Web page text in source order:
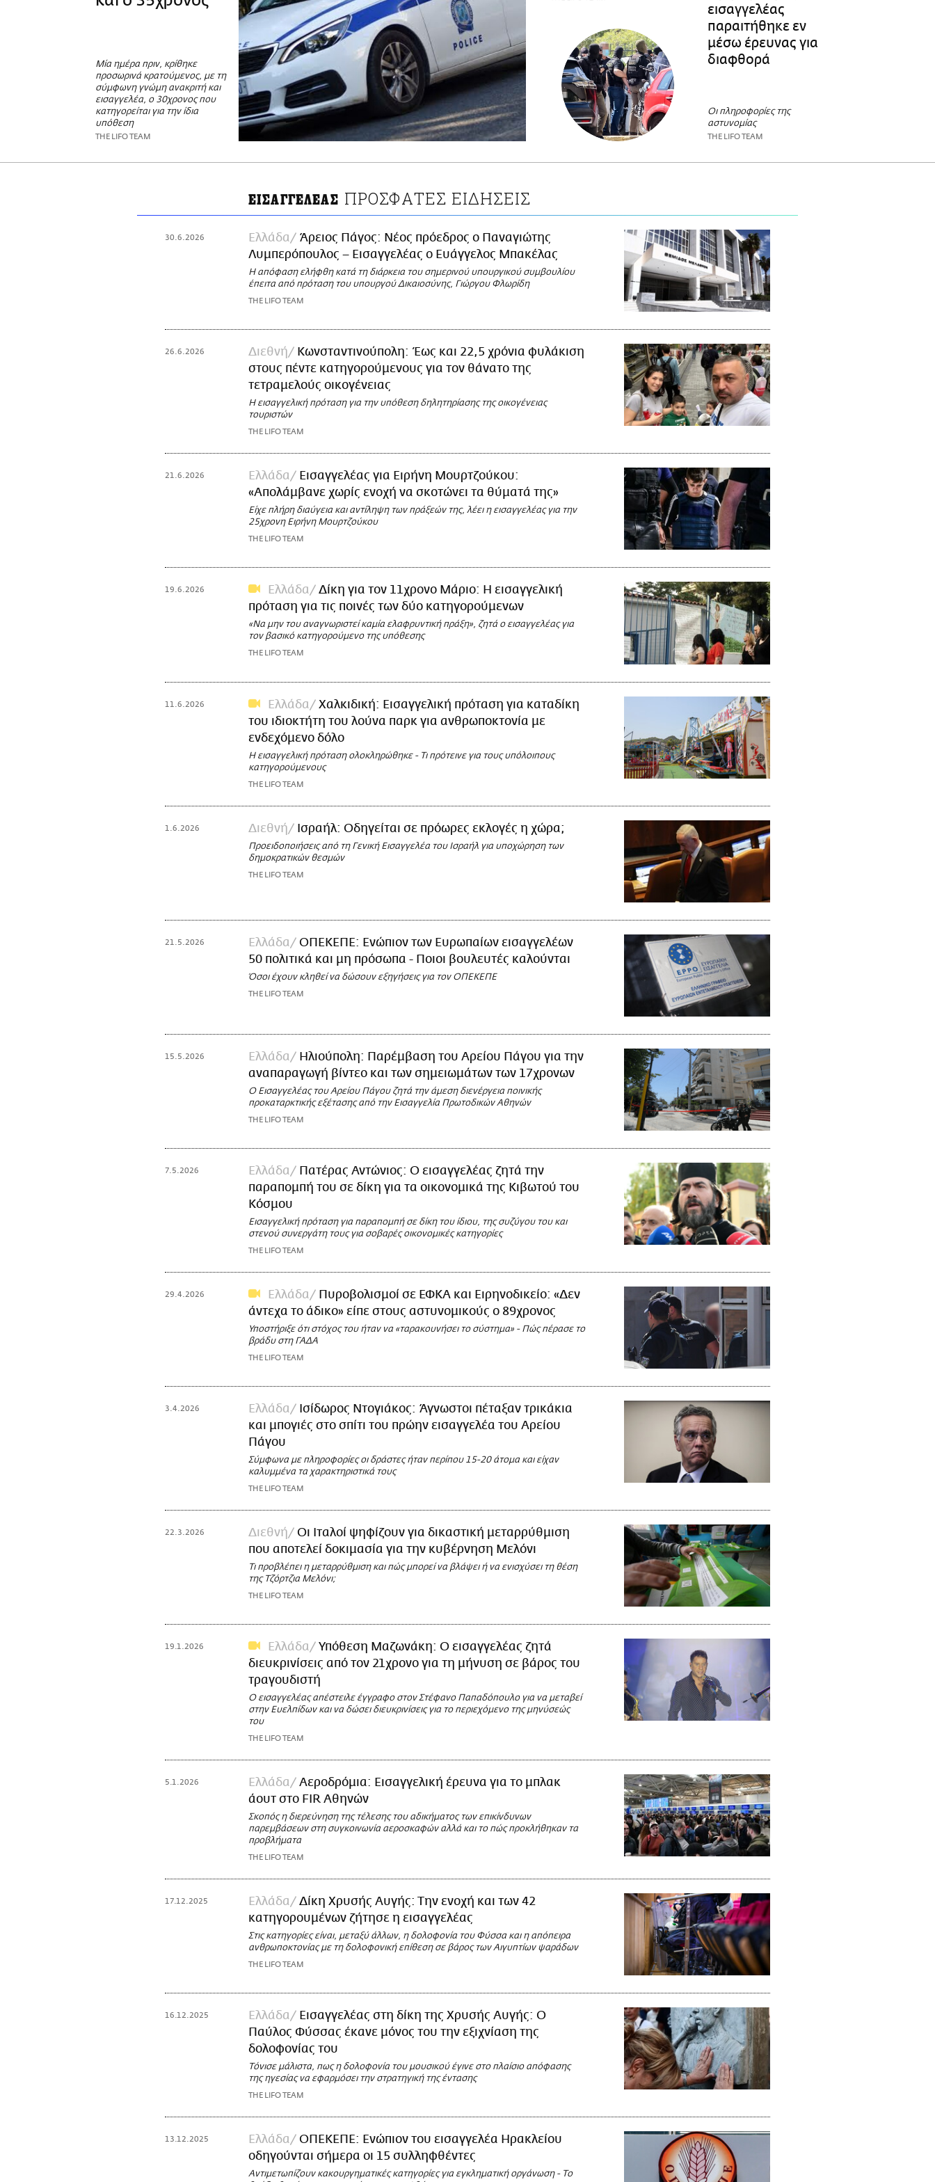
Μία ημέρα πριν, κρίθηκε
προσωρινά κρατούμενος, με τη
σύμφωνη γνώμη ανακριτή και
εισαγγελέα, ο 30χρονος που
κατηγορείται για την ίδια
υπόθεση
THE LIFO TEAM
εισαγγελέας
παραιτήθηκε εν
μέσω έρευνας για
διαφθορά
Οι πληροφορίες της
αστυνομίας
THE LIFO TEAM
ΕΙΣΑΓΓΕΛΕΑΣ ΠΡΟΣΦΑΤΕΣ ΕΙΔΗΣΕΙΣ
30.6.2026 Ελλάδα
Άρειος Πάγος: Νέος πρόεδρος ο Παναγιώτης
Λυμπερόπουλος – Εισαγγελέας ο Ευάγγελος Μπακέλας
Η απόφαση ελήφθη κατά τη διάρκεια του σημερινού υπουργικού συμβουλίου
έπειτα από πρόταση του υπουργού Δικαιοσύνης, Γιώργου Φλωρίδη
THE LIFO TEAM
26.6.2026 Διεθνή
Κωνσταντινούπολη: Έως και 22,5 χρόνια φυλάκιση
στους πέντε κατηγορούμενους για τον θάνατο της
τετραμελούς οικογένειας
Η εισαγγελική πρόταση για την υπόθεση δηλητηρίασης της οικογένειας
τουριστών
THE LIFO TEAM
21.6.2026 Ελλάδα
Εισαγγελέας για Ειρήνη Μουρτζούκου:
«Απολάμβανε χωρίς ενοχή να σκοτώνει τα θύματά της»
Είχε πλήρη διαύγεια και αντίληψη των πράξεών της, λέει η εισαγγελέας για την
25χρονη Ειρήνη Μουρτζούκου
THE LIFO TEAM
19.6.2026 Ελλάδα
Δίκη για τον 11χρονο Μάριο: Η εισαγγελική
πρόταση για τις ποινές των δύο κατηγορούμενων
«Να μην του αναγνωριστεί καμία ελαφρυντική πράξη», ζητά ο εισαγγελέας για
τον βασικό κατηγορούμενο της υπόθεσης
THE LIFO TEAM
11.6.2026 Ελλάδα
Χαλκιδική: Εισαγγελική πρόταση για καταδίκη
του ιδιοκτήτη του λούνα παρκ για ανθρωποκτονία με
ενδεχόμενο δόλο
Η εισαγγελική πρόταση ολοκληρώθηκε - Τι πρότεινε για τους υπόλοιπους
κατηγορούμενους
THE LIFO TEAM
1.6.2026 Διεθνή Ισραήλ: Οδηγείται σε πρόωρες εκλογές η χώρα;
Προειδοποιήσεις από τη Γενική Εισαγγελέα του Ισραήλ για υποχώρηση των
δημοκρατικών θεσμών
THE LIFO TEAM
21.5.2026 Ελλάδα
ΟΠΕΚΕΠΕ: Ενώπιον των Ευρωπαίων εισαγγελέων
50 πολιτικά και μη πρόσωπα - Ποιοι βουλευτές καλούνται
Όσοι έχουν κληθεί να δώσουν εξηγήσεις για τον ΟΠΕΚΕΠΕ
THE LIFO TEAM
15.5.2026 Ελλάδα
Ηλιούπολη: Παρέμβαση του Αρείου Πάγου για την
αναπαραγωγή βίντεο και των σημειωμάτων των 17χρονων
Ο Εισαγγελέας του Αρείου Πάγου ζητά την άμεση διενέργεια ποινικής
προκαταρκτικής εξέτασης από την Εισαγγελία Πρωτοδικών Αθηνών
THE LIFO TEAM
7.5.2026 Ελλάδα
Πατέρας Αντώνιος: O εισαγγελέας ζητά την
παραπομπή του σε δίκη για τα οικονομικά της Κιβωτού του
Κόσμου
Εισαγγελική πρόταση για παραπομπή σε δίκη του ίδιου, της συζύγου του και
στενού συνεργάτη τους για σοβαρές οικονομικές κατηγορίες
THE LIFO TEAM
29.4.2026 Ελλάδα
Πυροβολισμοί σε ΕΦΚΑ και Ειρηνοδικείο: «Δεν
άντεχα το άδικο» είπε στους αστυνομικούς ο 89χρονος
Υποστήριξε ότι στόχος του ήταν να «ταρακουνήσει το σύστημα» - Πώς πέρασε το
βράδυ στη ΓΑΔΑ
THE LIFO TEAM
3.4.2026 Ελλάδα
Ισίδωρος Ντογιάκος: Άγνωστοι πέταξαν τρικάκια
και μπογιές στο σπίτι του πρώην εισαγγελέα του Αρείου
Πάγου
Σύμφωνα με πληροφορίες οι δράστες ήταν περίπου 15-20 άτομα και είχαν
καλυμμένα τα χαρακτηριστικά τους
THE LIFO TEAM
22.3.2026 Διεθνή
Οι Ιταλοί ψηφίζουν για δικαστική μεταρρύθμιση
που αποτελεί δοκιμασία για την κυβέρνηση Μελόνι
Τι προβλέπει η μεταρρύθμιση και πώς μπορεί να βλάψει ή να ενισχύσει τη θέση
της Τζόρτζια Μελόνι;
THE LIFO TEAM
19.1.2026 Ελλάδα
Υπόθεση Μαζωνάκη: Ο εισαγγελέας ζητά
διευκρινίσεις από τον 21χρονο για τη μήνυση σε βάρος του
τραγουδιστή
Ο εισαγγελέας απέστειλε έγγραφο στον Στέφανο Παπαδόπουλο για να μεταβεί
στην Ευελπίδων και να δώσει διευκρινίσεις για το περιεχόμενο της μηνύσεώς
του
THE LIFO TEAM
5.1.2026 Ελλάδα
Αεροδρόμια: Εισαγγελική έρευνα για το μπλακ
άουτ στο FIR Αθηνών
Σκοπός η διερεύνηση της τέλεσης του αδικήματος των επικίνδυνων
παρεμβάσεων στη συγκοινωνία αεροσκαφών αλλά και το πώς προκλήθηκαν τα
προβλήματα
THE LIFO TEAM
17.12.2025 Ελλάδα
Δίκη Χρυσής Αυγής: Την ενοχή και των 42
κατηγορουμένων ζήτησε η εισαγγελέας
Στις κατηγορίες είναι, μεταξύ άλλων, η δολοφονία του Φύσσα και η απόπειρα
ανθρωποκτονίας με τη δολοφονική επίθεση σε βάρος των Αιγυπτίων ψαράδων
THE LIFO TEAM
16.12.2025 Ελλάδα
Εισαγγελέας στη δίκη της Χρυσής Αυγής: Ο
Παύλος Φύσσας έκανε μόνος του την εξιχνίαση της
δολοφονίας του
Τόνισε μάλιστα, πως η δολοφονία του μουσικού έγινε στο πλαίσιο απόφασης
της ηγεσίας να εφαρμόσει την στρατηγική της έντασης
THE LIFO TEAM
13.12.2025 Ελλάδα
ΟΠΕΚΕΠΕ: Ενώπιον του εισαγγελέα Ηρακλείου
οδηγούνται σήμερα οι 15 συλληφθέντες
Αντιμετωπίζουν κακουργηματικές κατηγορίες για εγκληματική οργάνωση - Το